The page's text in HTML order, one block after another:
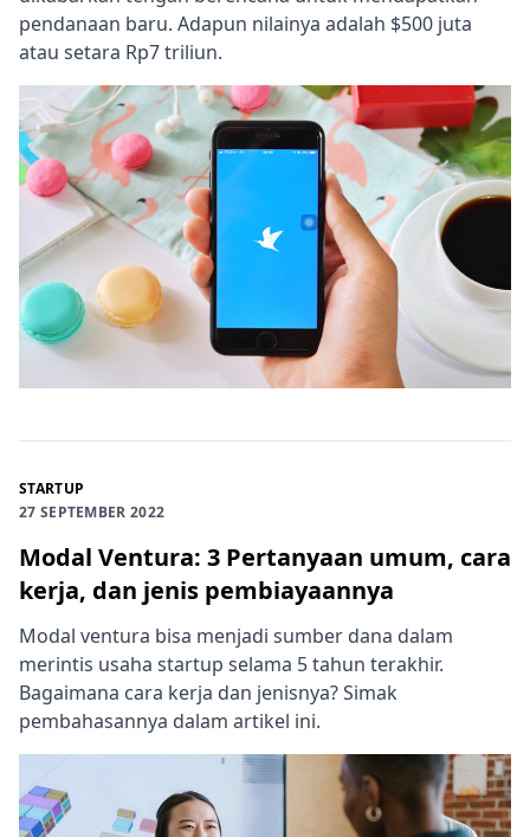
pendanaan baru. Adapun nilainya adalah $500 juta
atau setara Rp7 triliun.
STARTUP
27 SEPTEMBER 2022
Modal Ventura: 3 Pertanyaan umum, cara
kerja, dan jenis pembiayaannya
Modal ventura bisa menjadi sumber dana dalam
merintis usaha startup selama 5 tahun terakhir.
Bagaimana cara kerja dan jenisnya? Simak
pembahasannya dalam artikel ini.